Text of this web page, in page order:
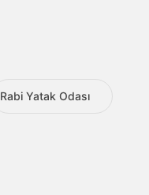
Rabi Yatak Odası